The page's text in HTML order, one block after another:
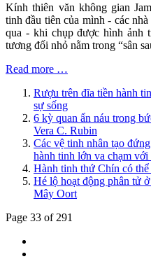
Kính thiên văn không gian
tinh đầu tiên của mình - các
qua - khi chụp được hình ảnh
tương đối nhỏ nằm trong “sân
Read more …
Rượu trên đĩa tiền hành
sự sống
6 kỳ quan ẩn náu trong
Vera C. Rubin
Các vệ tinh nhân tạo
hành tinh lớn va chạm
Hành tinh thứ Chín có thể
Hé lộ hoạt động phân tử
Mây Oort
Page 33 of 291